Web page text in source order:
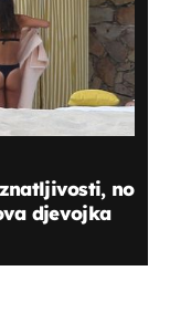
no
djevojka